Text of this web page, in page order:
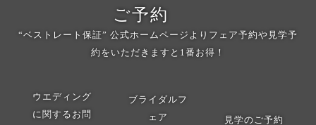
ご予約
“ベストレート保証” 公式ホームページよりフェア予約や見学予
約をいただきますと1番お得！
ウエディング
に関するお問
ブライダルフ
ェア
見学のご予約